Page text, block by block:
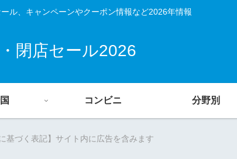
ル、キャンペーンやクーポン情報など2026年情報
閉店セール2026
コンビニ 分野別
基づく表記】サイト内に広告を含みます